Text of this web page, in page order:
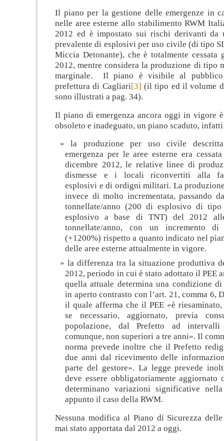
Il piano per la gestione delle emergenze in
nelle aree esterne allo stabilimento RWM
2012 ed è impostato sui rischi derivanti da
prevalente di esplosivi per uso civile (di tipo
Miccia Detonante), che è totalmente
2012, mentre considera la produzione di tipo
marginale. Il piano è visibile al
prefettura di Cagliari[3] (il tipo ed il volume
sono illustrati a pag. 34).
Il piano di emergenza ancora oggi in vigore
obsoleto e inadeguato, un piano scaduto,
la produzione per uso civile
emergenza per le aree esterne era
dicembre 2012, le relative linee di
dismesse e i locali riconvertiti alla
esplosivi e di ordigni militari. La
invece di molto incrementata, passando
tonnellate/anno (200 di esplosivo di
esplosivo a base di TNT) del 2012
tonnellate/anno, con un incremento
(+1200%) rispetto a quanto indicato nel
delle aree esterne attualmente in vigore.
la differenza tra la situazione produttiva
2012, periodo in cui è stato adottato il PEE
quella attuale determina una condizione
in aperto contrasto con l’art. 21, comma 6,
il quale afferma che il PEE «è riesaminato,
se necessario, aggiornato, previa
popolazione, dal Prefetto ad
comunque, non superiori a tre anni». Il
norma prevede inoltre che il Prefetto
due anni dal ricevimento delle
parte del gestore». La legge prevede
deve essere obbligatoriamente aggiornato
determinano variazioni significative
appunto il caso della RWM.
Nessuna modifica al Piano di Sicurezza
mai stato apportata dal 2012 a oggi.